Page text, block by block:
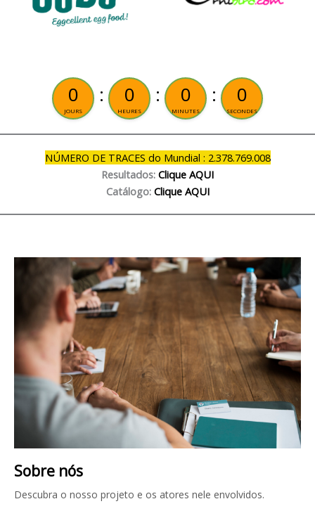
0
JOURS
0
HEURES
0
MINUTES
0
SECONDES
NÚMERO DE TRACES do Mundial : 2.378.769.008
Resultados: Clique AQUI
Catálogo: Clique AQUI
Sobre nós
Descubra o nosso projeto e os atores nele envolvidos.